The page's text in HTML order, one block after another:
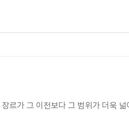
르가 그 이전보다 그 범위가 더욱